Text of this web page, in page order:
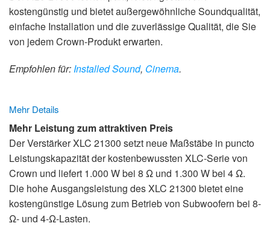
kostengünstig und bietet außergewöhnliche Soundqualität,
einfache Installation und die zuverlässige Qualität, die Sie
von jedem Crown-Produkt erwarten.
Empfohlen für:Installed Sound, Cinema.
Mehr Details
Mehr Leistung zum attraktiven Preis
Der Verstärker XLC 21300 setzt neue Maßstäbe in puncto
Leistungskapazität der kostenbewussten XLC-Serie von
Crown und liefert 1.000 W bei 8 Ω und 1.300 W bei 4 Ω.
Die hohe Ausgangsleistung des XLC 21300 bietet eine
kostengünstige Lösung zum Betrieb von Subwoofern bei 8-
Ω- und 4-Ω-Lasten.